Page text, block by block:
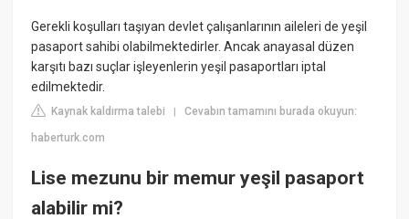
Gerekli koşulları taşıyan devlet çalışanlarının aileleri de yeşil
pasaport sahibi olabilmektedirler. Ancak anayasal düzen
karşıtı bazı suçlar işleyenlerin yeşil pasaportları iptal
edilmektedir.
Kaynak kaldırma talebi |Cevabın tamamını burada okuyun:
haberturk.com
Lise mezunu bir memur yeşil pasaport
alabilir mi?